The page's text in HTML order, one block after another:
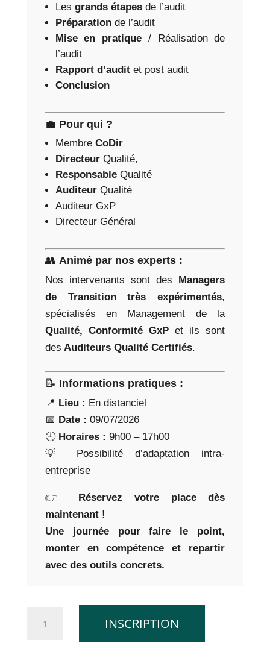
Les grands étapesde l’audit
Préparationde l’audit
Mise en pratique / Réalisation de
l’audit
Rapport d’auditet post audit
Conclusion
💼 Pour qui ?
Membre CoDir
DirecteurQualité,
ResponsableQualité
AuditeurQualité
Auditeur GxP
Directeur Général
👥 Animé par nos experts :
Nos intervenants sont des Managers
de Transition très expérimentés,
spécialisés en Management de la
Qualité, Conformité GxPet ils sont
des Auditeurs Qualité Certifiés.
📝 Informations pratiques :
📍 Lieu : En distanciel
📅 Date : 09/07/2026
🕘 Horaires : 9h00 – 17h00
💡 Possibilité d’adaptation intra-
entreprise
👉 Réservez votre place dès
maintenant !
Une journée pour faire le point,
monter en compétence et repartir
avec des outils concrets.
INSCRIPTION